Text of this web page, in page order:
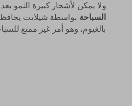
ولا يمكن لأشجار كبيرة النمو
السباحة بواسطة شيلايت يحافظ
بالغيوم، وهو أمر غير ممتع